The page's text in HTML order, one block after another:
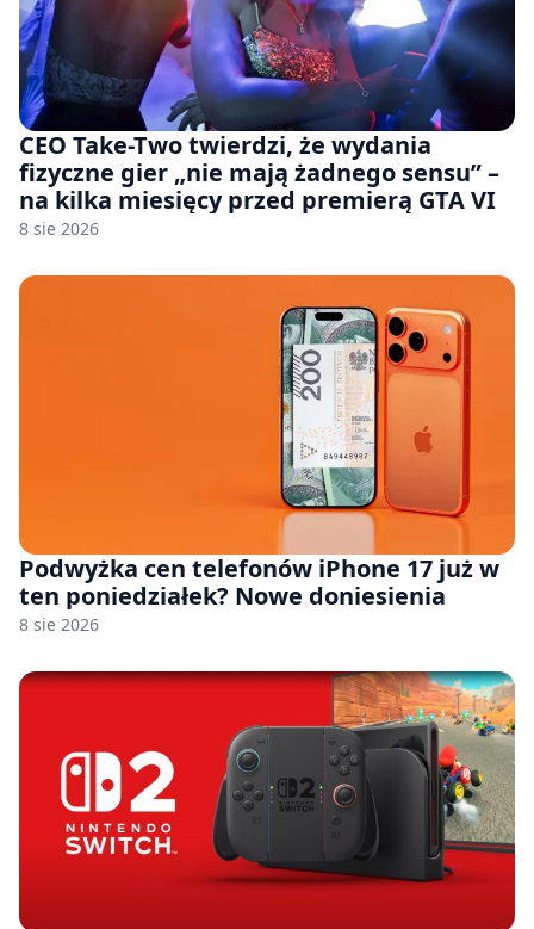
CEO Take-Two twierdzi, że wydania
fizyczne gier „nie mają żadnego sensu” –
na kilka miesięcy przed premierą GTA VI
8 sie 2026
Podwyżka cen telefonów iPhone 17 już w
ten poniedziałek? Nowe doniesienia
8 sie 2026